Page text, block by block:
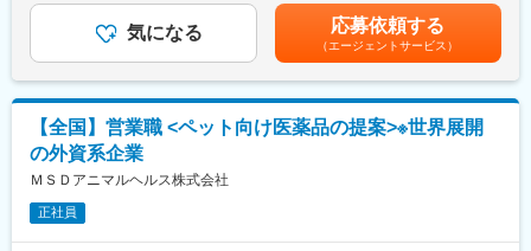
当社は国内でいち早く「人工腎臓灌流原液」の販売を開始しまし
た。現在、透析療法は驚異的な発展普及を遂げ、需要も高まって
います。
また当社は、研究開発センターを中心に国内外の大学や研究機関
との強力な連携によりバイオ技術をも駆使した新しい医療ニーズ
に対応した、より良い製品の創出に努めています。
夕方～夜：事務作業など
・基本的には直行直帰の働き方となります。
・既存顧客が１００％。直接訪問だけでなく、メールやオンライ
す）
■働き方
・担当エリアにもよりますが、月半分程度は宿泊を伴う出張が発
生します。
■入社後の研修
1か月は研修メイン（知識、システムなど）、2～3か月営業同行
（バディ制）、3～4か月から徐々に独り立ちいただく想定をして
通じて上下する可能性があります。月給(月額)は固定手当を含めた
表記です。気になる 応募依頼する
（エージェントサービス）
【全国】営業職 <ペット向け医薬品の提案>※世界展開
の外資系企業
ＭＳＤアニマルヘルス株式会社
正社員